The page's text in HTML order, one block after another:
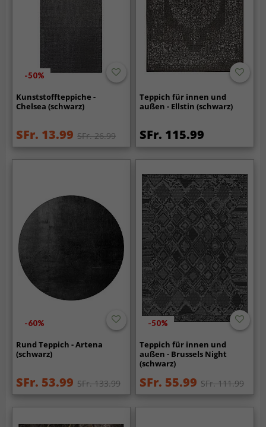
-50%
Kunststoffteppiche -
Chelsea (schwarz)
SFr. 13.99 SFr. 26.99
Teppich für innen und
außen - Ellstin (schwarz)
SFr. 115.99
-60%
Rund Teppich - Artena
(schwarz)
SFr. 53.99 SFr. 133.99
-50%
Teppich für innen und
außen - Brussels Night
(schwarz)
SFr. 55.99 SFr. 111.99